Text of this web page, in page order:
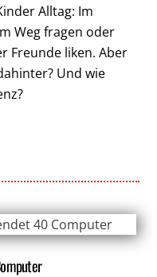
Alltag: Im
Weg fragen oder
Freunde liken. Aber
Und wie